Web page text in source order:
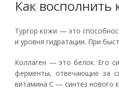
Как восполнить
Тургор кожи — это
и уровня гидратации. При
Коллаген — это белок. Его
ферменты, отвечающие за
витамина С — синтез нового